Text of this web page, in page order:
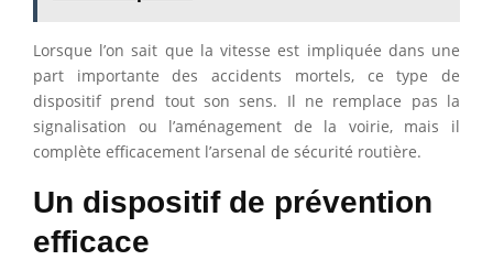
Lorsque l’on sait que la vitesse est impliquée dans une
part importante des accidents mortels, ce type de
dispositif prend tout son sens. Il ne remplace pas la
signalisation ou l’aménagement de la voirie, mais il
complète efficacement l’arsenal de sécurité routière.
Un dispositif de prévention
efficace